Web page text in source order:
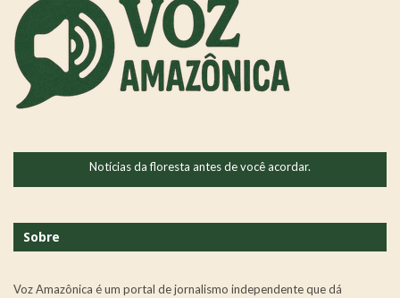
Notícias da floresta antes de você acordar.
Sobre
Voz Amazônica é um portal de jornalismo independente que dá